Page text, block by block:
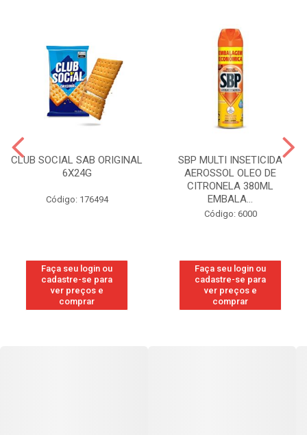
CLUB SOCIAL SAB ORIGINAL
6X24G
Código: 176494
Faça seu login ou
cadastre-se para
ver preços e
comprar
SBP MULTI INSETICIDA
AEROSSOL OLEO DE
CITRONELA 380ML
EMBALA...
Código: 6000
Faça seu login ou
cadastre-se para
ver preços e
comprar